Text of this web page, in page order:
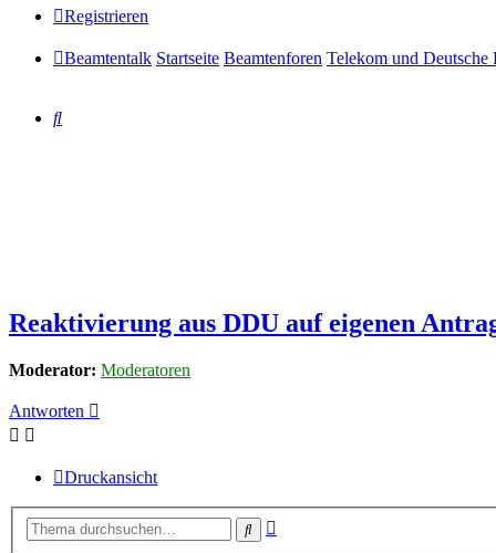
Registrieren
Beamtentalk Startseite Beamtenforen Telekom und Deutsche
Suche
Reaktivierung aus DDU auf eigenen
Moderator: Moderatoren
Antworten
Druckansicht
Suche